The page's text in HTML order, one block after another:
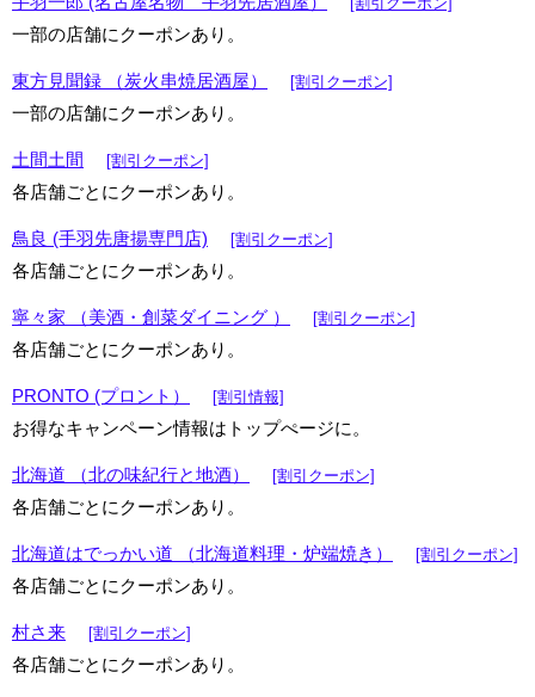
一部の店舗にクーポンあり。
東方見聞録 （炭火串焼居酒屋） [割引クーポン]
一部の店舗にクーポンあり。
土間土間 [割引クーポン]
各店舗ごとにクーポンあり。
鳥良 (手羽先唐揚専門店) [割引クーポン]
各店舗ごとにクーポンあり。
寧々家 （美酒・創菜ダイニング ） [割引クーポン]
各店舗ごとにクーポンあり。
PRONTO (プロント） [割引情報]
お得なキャンペーン情報はトップぺージに。
北海道 （北の味紀行と地酒） [割引クーポン]
各店舗ごとにクーポンあり。
北海道はでっかい道 （北海道料理・炉端焼き） [割引クーポン]
各店舗ごとにクーポンあり。
村さ来 [割引クーポン]
各店舗ごとにクーポンあり。